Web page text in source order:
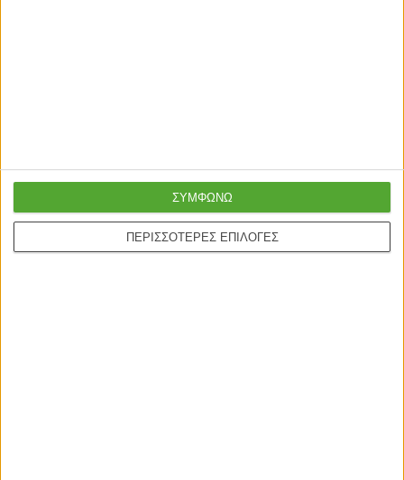
ΠΕΡΙΣΣΟΤΕΡΕΣ ΕΠΙΛΟΓΕΣ
ΣΥΜΦΩΝΩ